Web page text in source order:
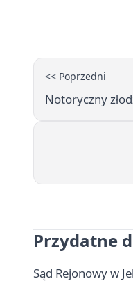
<< Poprzedni
Notoryczny
Przydatne
Sąd Rejonowy w